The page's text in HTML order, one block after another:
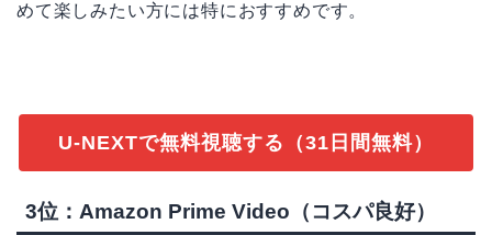
めて楽しみたい方には特におすすめです。
U-NEXTで無料視聴する（31日間無料）
3位：Amazon Prime Video（コスパ良好）